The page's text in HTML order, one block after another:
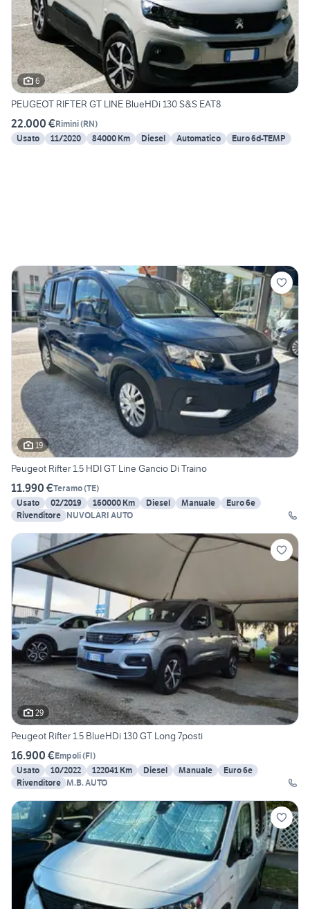
6
PEUGEOT RIFTER GT LINE BlueHDi 130 S&S EAT8
22.000 €Rimini(RN)
Usato
11/2020 84000 Km Diesel Automatico Euro 6d-TEMP
19
Peugeot Rifter 1.5 HDI GT Line Gancio Di Traino
11.990 €Teramo(TE)
Usato
02/2019 160000 Km Diesel Manuale
Euro 6e
Rivenditore NUVOLARI AUTO
29
Peugeot Rifter 1.5 BlueHDi 130 GT Long 7posti
16.900 €Empoli(FI)
Usato
10/2022 122041 Km Diesel Manuale
Euro 6e
Rivenditore M.B. AUTO